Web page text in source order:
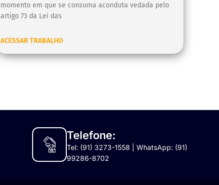
momento em que se consuma aconduta vedada pelo
artigo 73 da Lei das
ACESSAR TRABALHO
Telefone:
Tel: (91) 3273-1558 | WhatsApp: (91)
99286-8702